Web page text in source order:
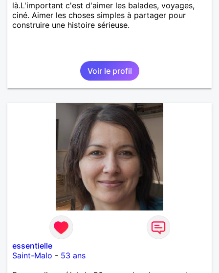
là.L'important c'est d'aimer les balades, voyages,
ciné. Aimer les choses simples à partager pour
construire une histoire sérieuse.
Voir le profil
essentielle
Saint-Malo - 53 ans